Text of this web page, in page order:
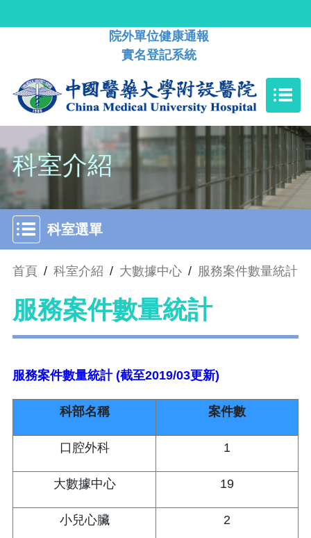
院外單位健康通報
實名登記系統
科室介紹
科室選單
首頁 / 科室介紹 / 大數據中心 / 服務案件數量統計
服務案件數量統計
服務案件數量統計 (截至2019/03更新)
科部名稱 案件數
口腔外科 1
大數據中心 19
小兒心臟 2